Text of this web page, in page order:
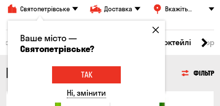
Святопетрівське Доставка
Вкажіть
товари Пиво Сидр Коктейлі
ВИНО ФІЛЬТР
Ваше місто —
Святопетрівське?
ТАК
Ні, змінити